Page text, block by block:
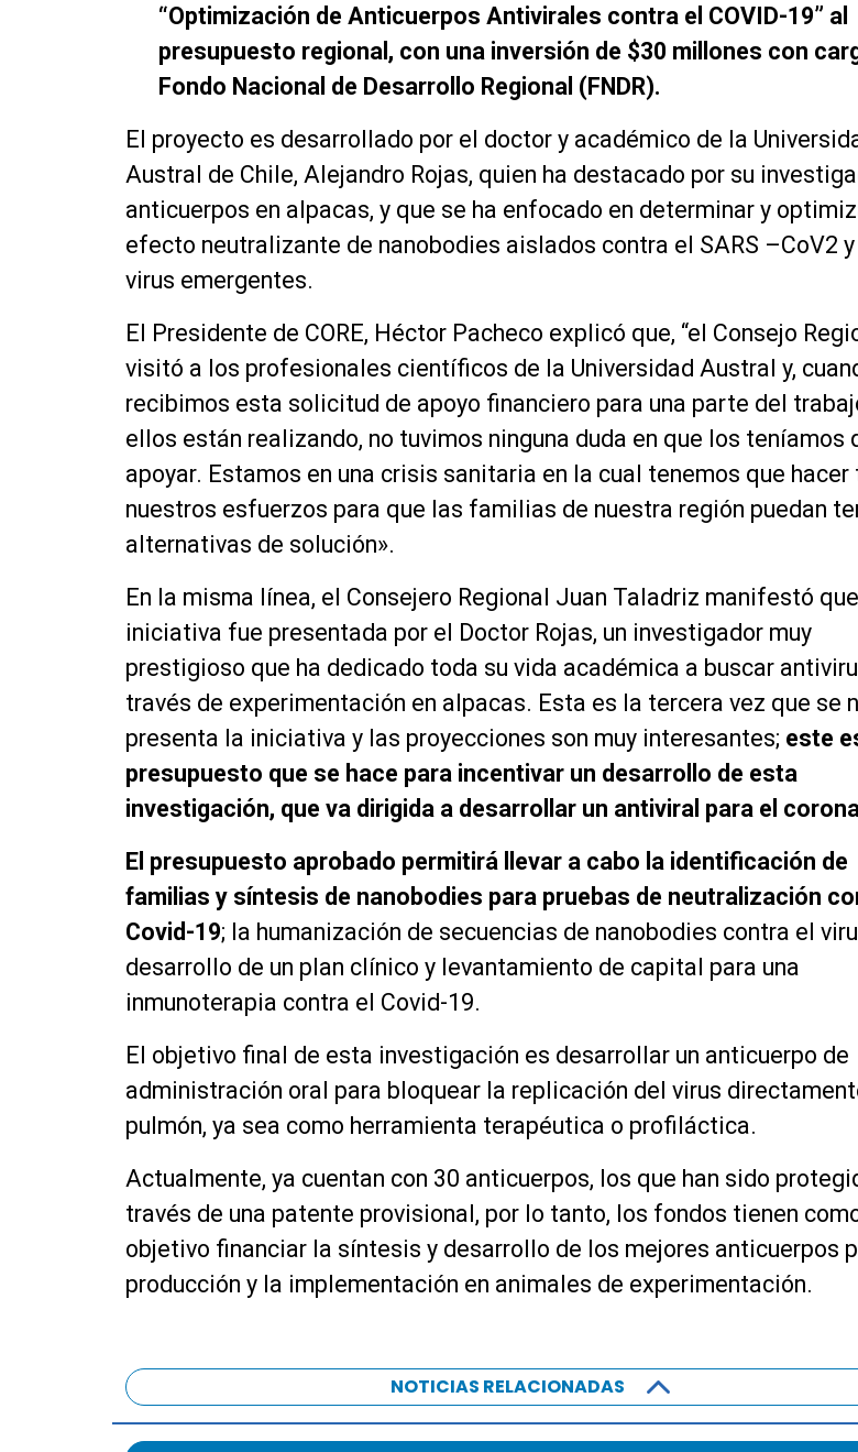
“Optimización de Anticuerpos Antivirales contra el COVID-19” al
presupuesto regional, con una inversión de $30 millones con
Fondo Nacional de Desarrollo Regional (FNDR).
El proyecto es desarrollado por el doctor y académico de la
Austral de Chile, Alejandro Rojas, quien ha destacado por su
anticuerpos en alpacas, y que se ha enfocado en determinar y
efecto neutralizante de nanobodies aislados contra el SARS –CoV2
virus emergentes.
El Presidente de CORE, Héctor Pacheco explicó que, “el Consejo
visitó a los profesionales científicos de la Universidad Austral y,
recibimos esta solicitud de apoyo financiero para una parte del
ellos están realizando, no tuvimos ninguna duda en que los teníamos
apoyar. Estamos en una crisis sanitaria en la cual tenemos que hacer
nuestros esfuerzos para que las familias de nuestra región puedan
alternativas de solución».
En la misma línea, el Consejero Regional Juan Taladriz manifestó
iniciativa fue presentada por el Doctor Rojas, un investigador muy
prestigioso que ha dedicado toda su vida académica a buscar
través de experimentación en alpacas. Esta es la tercera vez que se
presenta la iniciativa y las proyecciones son muy interesantes; este
presupuesto que se hace para incentivar un desarrollo de esta
investigación, que va dirigida a desarrollar un antiviral para el
El presupuesto aprobado permitirá llevar a cabo la identificación de
familias y síntesis de nanobodies para pruebas de neutralización
Covid-19; la humanización de secuencias de nanobodies contra el
desarrollo de un plan clínico y levantamiento de capital para una
inmunoterapia contra el Covid-19.
El objetivo final de esta investigación es desarrollar un anticuerpo de
administración oral para bloquear la replicación del virus
pulmón, ya sea como herramienta terapéutica o profiláctica.
Actualmente, ya cuentan con 30 anticuerpos, los que han sido
través de una patente provisional, por lo tanto, los fondos tienen
objetivo financiar la síntesis y desarrollo de los mejores anticuerpos
producción y la implementación en animales de experimentación.
NOTICIAS RELACIONADAS